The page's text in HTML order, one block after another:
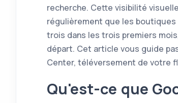
recherche. Cette visibilité
régulièrement que les
trois dans les trois premiers
départ. Cet article vous guide
Center, téléversement de votre
Qu'est-ce que